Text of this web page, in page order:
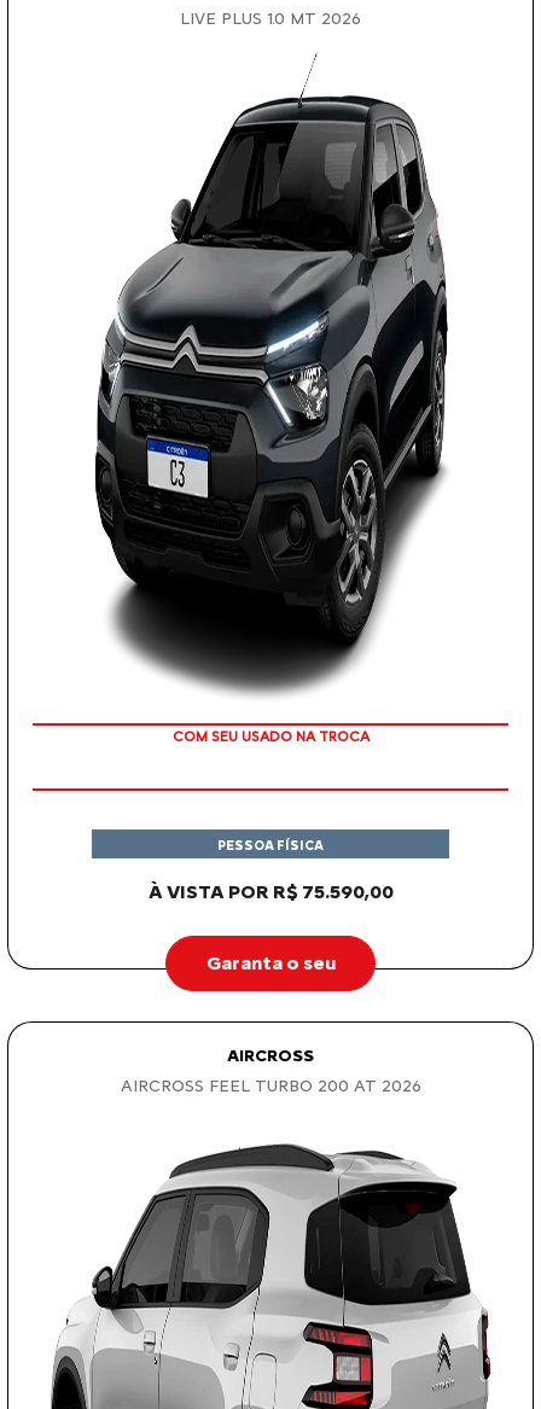
LIVE PLUS 1.0 MT 2026
COM SEU USADO NA TROCA
À VISTA POR R$ 75.590,00
PESSOA FÍSICA
Garanta o seu
AIRCROSS
AIRCROSS FEEL TURBO 200 AT 2026